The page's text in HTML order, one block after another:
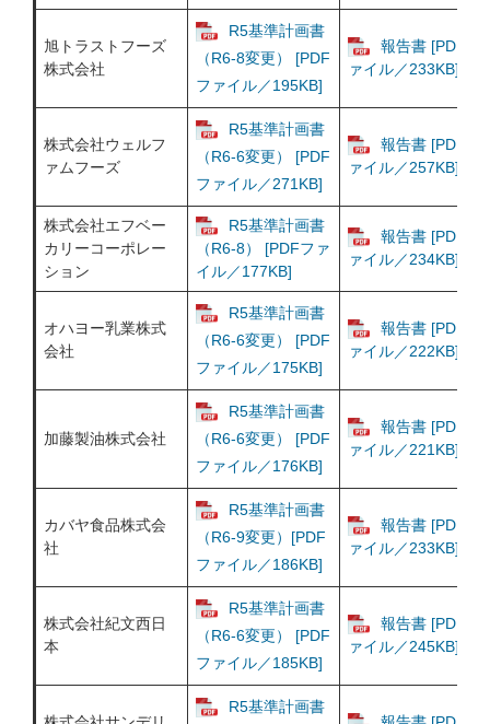
旭トラストフーズ
株式会社
R5基準計画書
（R6-8変更） [PDF
ファイル／195KB]
報告書 [PDFフ
ァイル／233KB]
株式会社ウェルフ
ァムフーズ
R5基準計画書
（R6-6変更） [PDF
ファイル／271KB]
報告書 [PDFフ
ァイル／257KB]
株式会社エフベー
カリーコーポレー
ション
R5基準計画書
（R6-8） [PDFファ
イル／177KB]
報告書 [PDFフ
ァイル／234KB]
オハヨー乳業株式
会社
R5基準計画書
（R6-6変更） [PDF
ファイル／175KB]
報告書 [PDFフ
ァイル／222KB]
加藤製油株式会社
R5基準計画書
（R6-6変更） [PDF
ファイル／176KB]
報告書 [PDFフ
ァイル／221KB]
カバヤ食品株式会
社
R5基準計画書
（R6-9変更）[PDF
ファイル／186KB]
報告書 [PDFフ
ァイル／233KB]
株式会社紀文西日
本
R5基準計画書
（R6-6変更） [PDF
ファイル／185KB]
報告書 [PDFフ
ァイル／245KB]
R5基準計画書